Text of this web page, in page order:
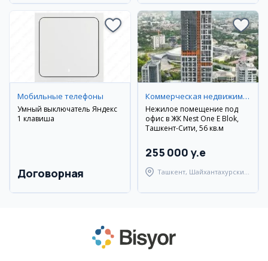
Мобильные телефоны
Умный выключатель Яндекс
1 клавиша
Договорная
Коммерческая недвижимость
Нежилое помещение под
офис в ЖК Nest One E Blok,
Ташкент-Сити, 56 кв.м
255 000 y.e
Ташкент, Шайхантахурский